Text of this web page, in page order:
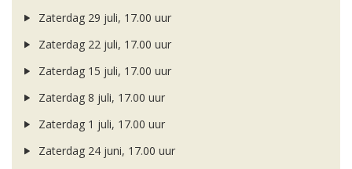
Zaterdag 29 juli, 17.00 uur
Zaterdag 22 juli, 17.00 uur
Zaterdag 15 juli, 17.00 uur
Zaterdag 8 juli, 17.00 uur
Zaterdag 1 juli, 17.00 uur
Zaterdag 24 juni, 17.00 uur